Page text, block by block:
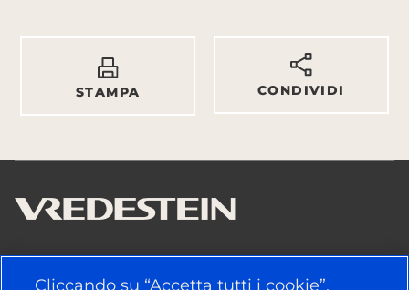
STAMPA CONDIVIDI
Cliccando su “Accetta tutti i cookie”,